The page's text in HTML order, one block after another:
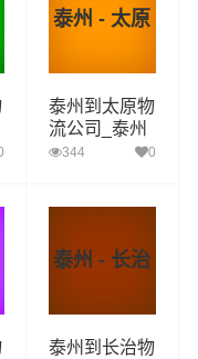
泰州 - 太原
泰州到太原物
流公司_泰州
到太原货运_
344 0
泰州 - 长治
泰州到长治物